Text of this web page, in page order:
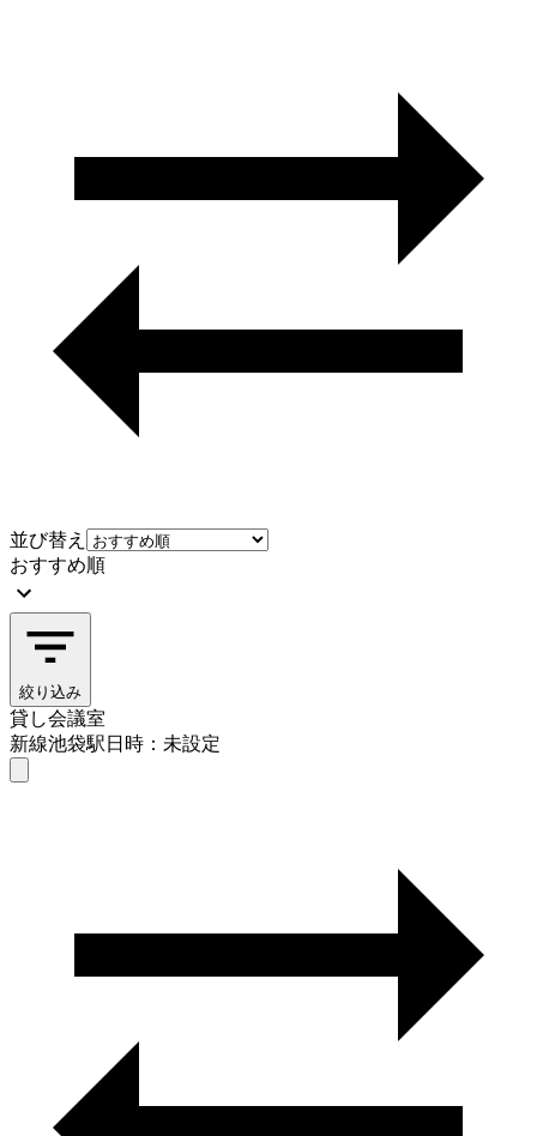
並び替え
おすすめ順
絞り込み
貸し会議室
新線池袋駅日時：未設定